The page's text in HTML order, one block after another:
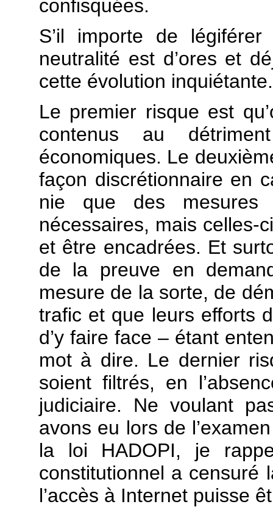
confisquées.
S’il importe de légiférer
neutralité est d’ores et
cette évolution inquiétante.
Le premier risque est
contenus au
économiques. Le
façon discrétionnaire en
nie que des mesures
nécessaires, mais celles-
et être encadrées. Et
de la preuve en
mesure de la sorte, de
trafic et que leurs efforts
d’y faire face – étant
mot à dire. Le dernier
soient filtrés, en
judiciaire. Ne voulant
avons eu lors de
la loi HADOPI, je
constitutionnel a censuré
l’accès à Internet puisse